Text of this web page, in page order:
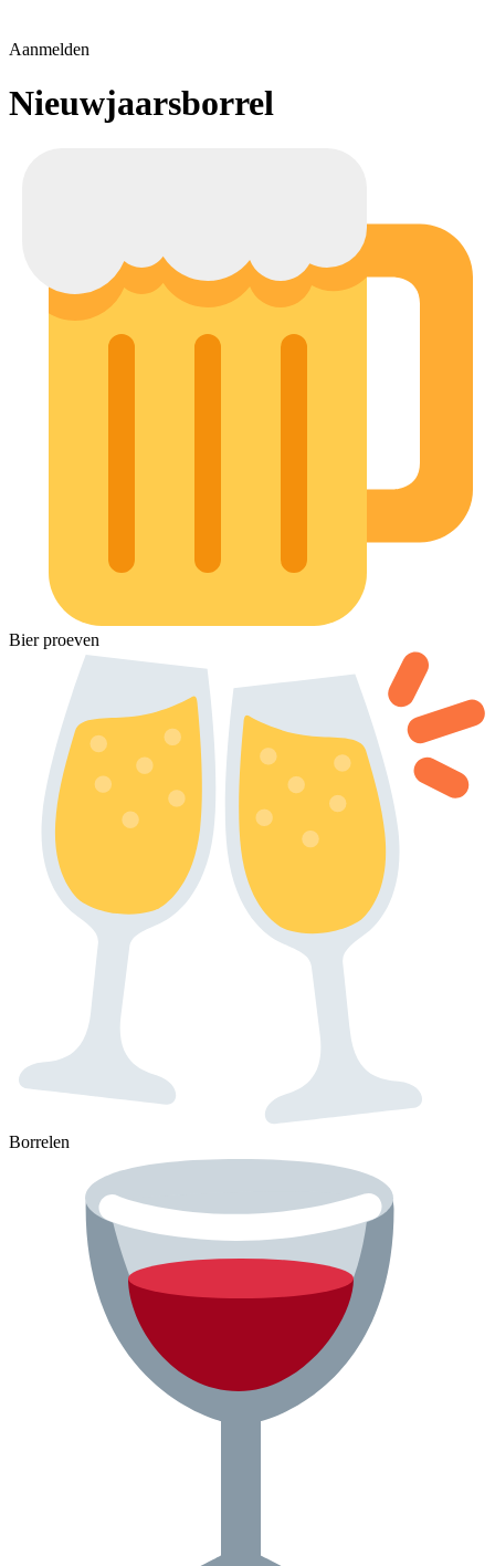
Aanmelden
Nieuwjaarsborrel
Bier proeven
Borrelen